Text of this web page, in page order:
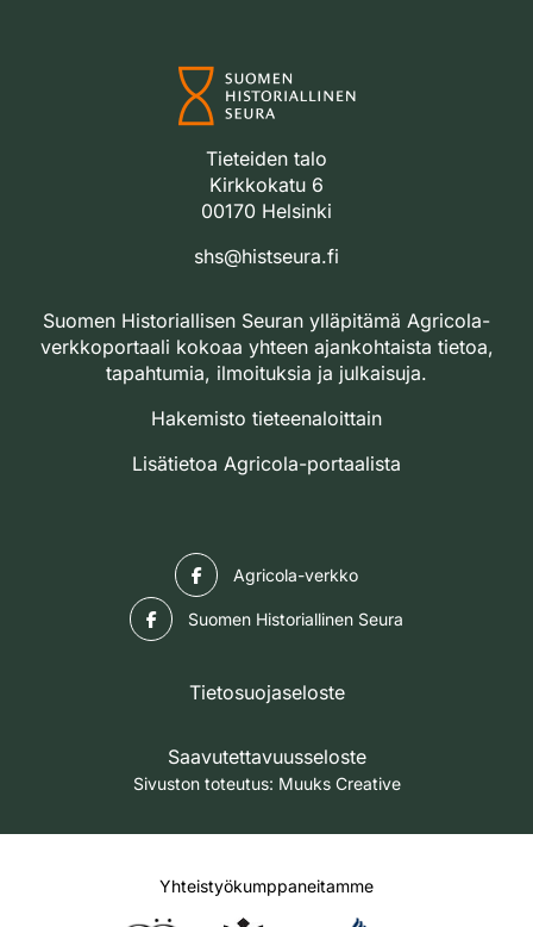
Tieteiden talo
Kirkkokatu 6
00170 Helsinki
shs@histseura.fi
Suomen Historiallisen Seuran ylläpitämä Agricola-
verkkoportaali kokoaa yhteen ajankohtaista tietoa,
tapahtumia, ilmoituksia ja julkaisuja.
Hakemisto tieteenaloittain
Lisätietoa Agricola-portaalista
Agricola-verkko
Suomen Historiallinen Seura
Tietosuojaseloste
Saavutettavuusseloste
Sivuston toteutus: Muuks Creative
Yhteistyökumppaneitamme